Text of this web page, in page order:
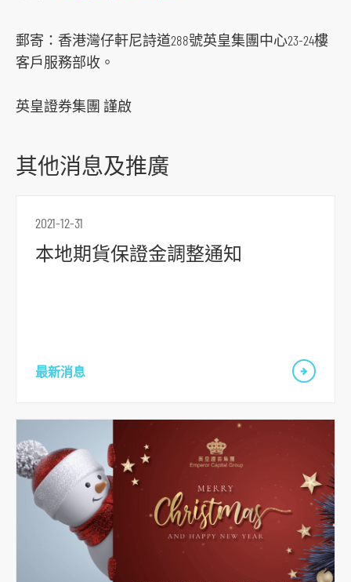
郵寄：香港灣仔軒尼詩道288號英皇集團中心23-24樓
客戶服務部收。
英皇證券集團 謹啟
其他消息及推廣
2021-12-31
本地期貨保證金調整通知
最新消息